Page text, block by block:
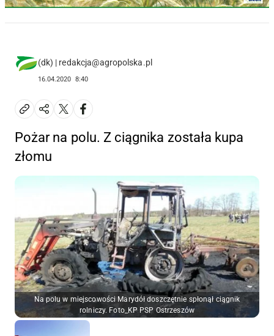
(dk) | redakcja@agropolska.pl
16.04.2020 8:40
Pożar na polu. Z ciągnika została kupa
złomu
Na polu w miejscowości Marydół doszczętnie spłonął ciągnik
rolniczy. Foto_KP PSP Ostrzeszów